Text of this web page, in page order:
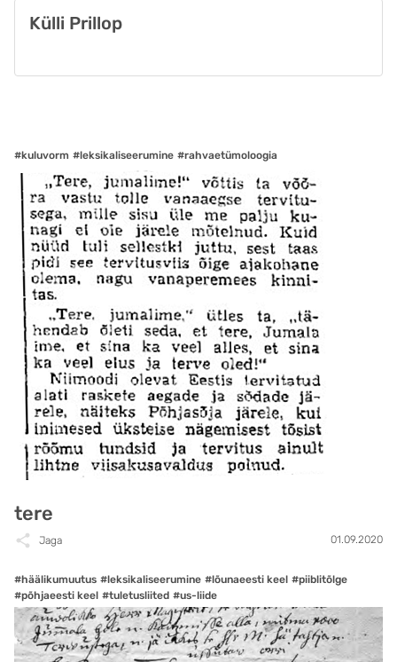
Külli Prillop
#kuluvorm #leksikaliseerumine #rahvaetümoloogia
tere
Jaga 01.09.2020
#häälikumuutus #leksikaliseerumine #lõunaeesti keel #piiblitõlge
#põhjaeesti keel #tuletusliited #us-liide